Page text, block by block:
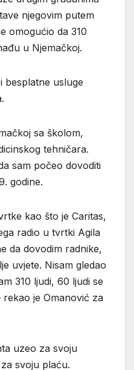
njegovim putem
omogućio da 310
u Njemačkoj.
besplatne usluge
sa školom,
tehničara.
sam počeo dovoditi
godine.
kao što je Caritas,
radio u tvrtki Agila
da dovodim radnike,
uvjete. Nisam gledao
310 ljudi, 60 ljudi se
je Omanović za
uzeo za svoju
svoju plaću.